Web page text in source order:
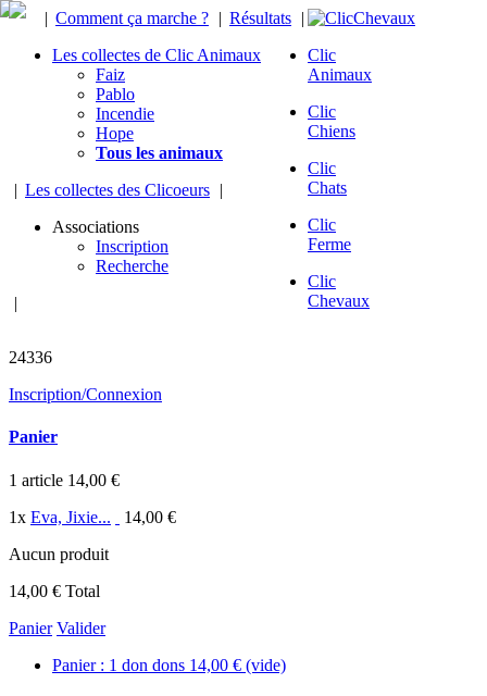
| Comment ça marche ? | Résultats |
Les collectes de Clic Animaux
Faiz
Pablo
Incendie
Hope
Tous les animaux
| Les collectes des Clicoeurs |
Associations
Inscription
Recherche
|
Clic
Animaux
Clic
Chiens
Clic
Chats
Clic
Ferme
Clic
Chevaux
24336
Inscription/Connexion
Panier
1 article 14,00 €
1x Eva, Jixie...
14,00 €
Aucun produit
14,00 € Total
Panier Valider
Panier : 1 don dons 14,00 € (vide)